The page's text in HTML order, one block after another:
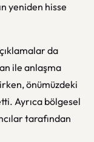
yeniden hisse
da
ile anlaşma
önümüzdeki
Ayrıca bölgesel
tarafından